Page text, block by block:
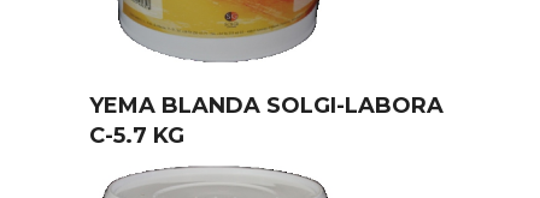
YEMA BLANDA SOLGI-LABORA
C-5.7 KG